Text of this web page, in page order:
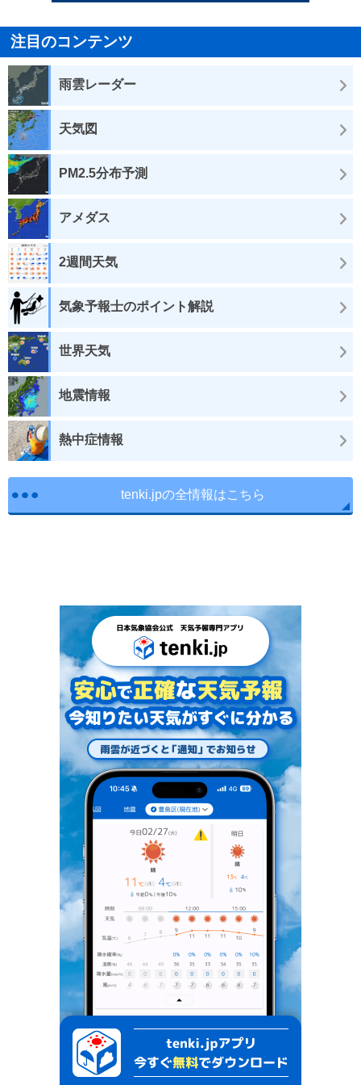
注目のコンテンツ
雨雲レーダー
天気図
PM2.5分布予測
アメダス
2週間天気
気象予報士のポイント解説
世界天気
地震情報
熱中症情報
tenki.jpの全情報はこちら